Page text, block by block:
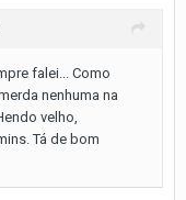
falei... Como
nenhuma na
velho,
Tá de bom